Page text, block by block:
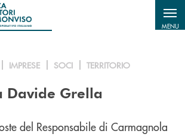
MENU
IMPRESE SOCI TERRITORIO
Davide Grella
del Responsabile di Carmagnola